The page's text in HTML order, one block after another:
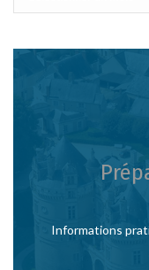
Informations